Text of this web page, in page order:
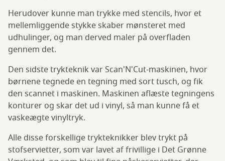
Herudover kunne man trykke med stencils, hvor et
mellemliggende stykke skaber mønsteret med
udhulinger, og man derved maler på overfladen
gennem det.
Den sidste trykteknik var Scan'N'Cut-maskinen, hvor
børnene tegnede en tegning med sort tusch, og fik
den scannet i maskinen. Maskinen aflæste tegningens
konturer og skar det ud i vinyl, så man kunne få et
vaskeægte vinyltryk.
Alle disse forskellige trykteknikker blev trykt på
stofservietter, som var lavet af frivillige i Det Grønne